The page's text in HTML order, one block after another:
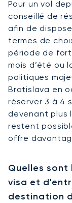
Pour un vol
conseillé de
afin de
termes de
période de
mois d’été ou
politiques
Bratislava en
réserver 3 à 4
devenant plus
restent
offre
Quelles sont
visa et
destination